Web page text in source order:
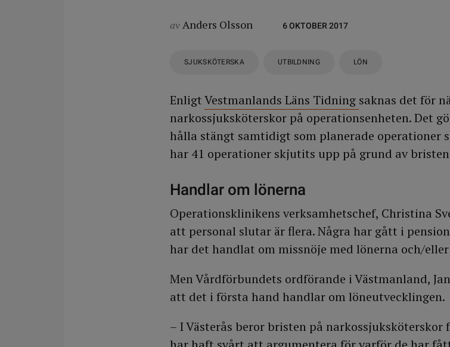
av Anders Olsson 6 OKTOBER 2017
SJUKSKÖTERSKA UTBILDNING LÖN
EnligtVestmanlands Läns Tidning saknas det för
narkossjuksköterskor på operationsenheten. Det
hålla stängt samtidigt som planerade operationer
har 41 operationer skjutits upp på grund av
Handlar om lönerna
Operationsklinikens verksamhetschef, Christina
att personal slutar är flera. Några har gått i
har det handlat om missnöje med lönerna och/
Men Vårdförbundets ordförande i Västmanland,
att det i första hand handlar om löneutvecklingen.
– I Västerås beror bristen på